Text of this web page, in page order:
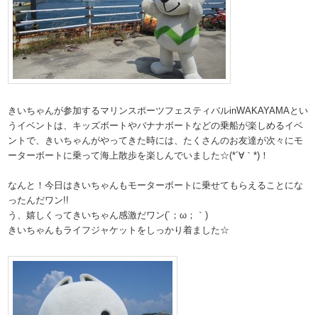
きいちゃんが参加するマリンスポーツフェスティバルinWAKAYAMAとい
うイベントは、キッズボートやバナナボートなどの乗船が楽しめるイベ
ントで、きいちゃんがやってきた時には、たくさんのお友達が次々にモ
ーターボートに乗って海上散歩を楽しんでいました☆(*´∀｀*)！
なんと！今日はきいちゃんもモーターボートに乗せてもらえることにな
ったんだワン!!
う、嬉しくってきいちゃん感激だワン(´；ω；｀)
きいちゃんもライフジャケットをしっかり着ました☆